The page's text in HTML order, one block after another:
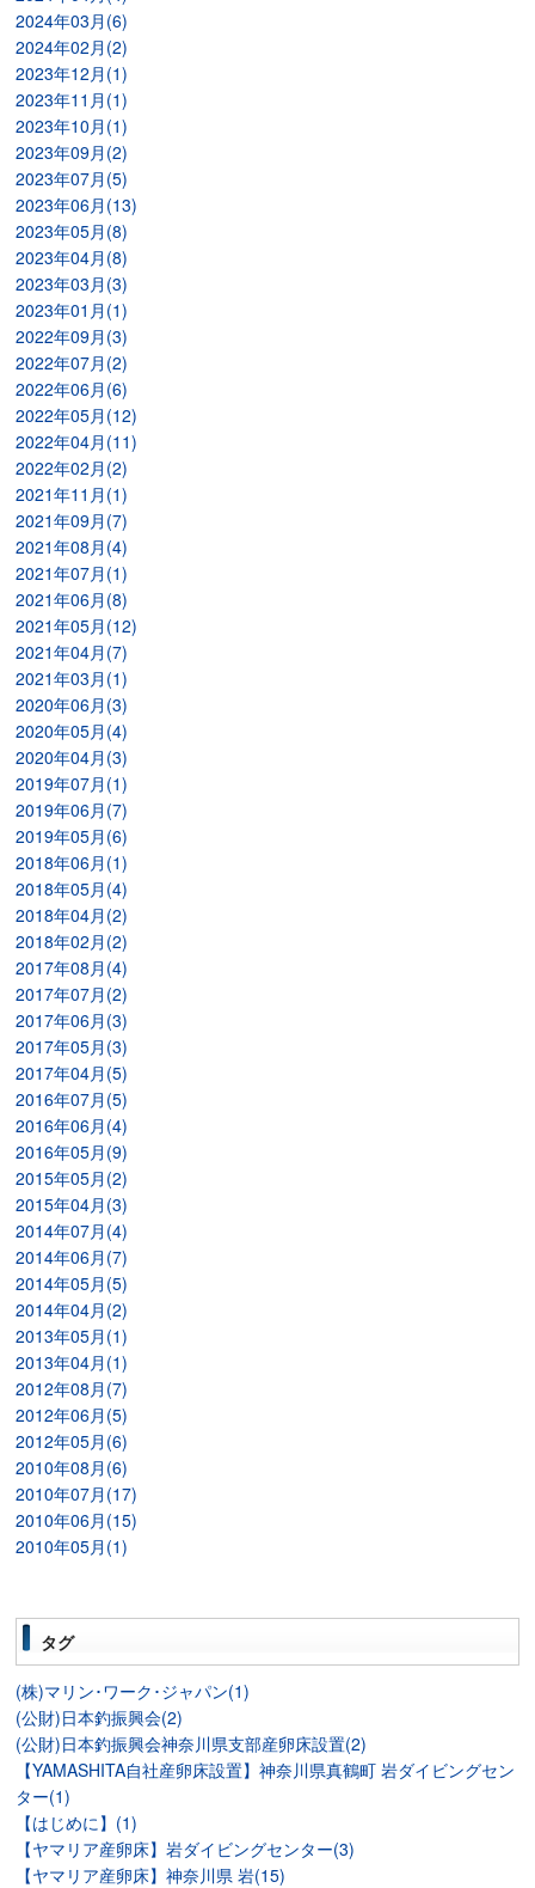
2024年03月(6)
2024年02月(2)
2023年12月(1)
2023年11月(1)
2023年10月(1)
2023年09月(2)
2023年07月(5)
2023年06月(13)
2023年05月(8)
2023年04月(8)
2023年03月(3)
2023年01月(1)
2022年09月(3)
2022年07月(2)
2022年06月(6)
2022年05月(12)
2022年04月(11)
2022年02月(2)
2021年11月(1)
2021年09月(7)
2021年08月(4)
2021年07月(1)
2021年06月(8)
2021年05月(12)
2021年04月(7)
2021年03月(1)
2020年06月(3)
2020年05月(4)
2020年04月(3)
2019年07月(1)
2019年06月(7)
2019年05月(6)
2018年06月(1)
2018年05月(4)
2018年04月(2)
2018年02月(2)
2017年08月(4)
2017年07月(2)
2017年06月(3)
2017年05月(3)
2017年04月(5)
2016年07月(5)
2016年06月(4)
2016年05月(9)
2015年05月(2)
2015年04月(3)
2014年07月(4)
2014年06月(7)
2014年05月(5)
2014年04月(2)
2013年05月(1)
2013年04月(1)
2012年08月(7)
2012年06月(5)
2012年05月(6)
2010年08月(6)
2010年07月(17)
2010年06月(15)
2010年05月(1)
タグ
(株)マリン･ワーク･ジャパン(1)
(公財)日本釣振興会(2)
(公財)日本釣振興会神奈川県支部産卵床設置(2)
【YAMASHITA自社産卵床設置】神奈川県真鶴町 岩ダイビングセン
ター(1)
【はじめに】(1)
【ヤマリア産卵床】岩ダイビングセンター(3)
【ヤマリア産卵床】神奈川県 岩(15)